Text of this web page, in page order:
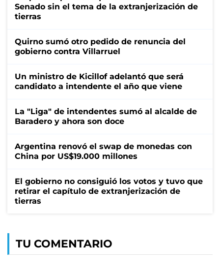
Senado sin el tema de la extranjerización de
tierras
Quirno sumó otro pedido de renuncia del
gobierno contra Villarruel
Un ministro de Kicillof adelantó que será
candidato a intendente el año que viene
La "Liga" de intendentes sumó al alcalde de
Baradero y ahora son doce
Argentina renovó el swap de monedas con
China por US$19.000 millones
El gobierno no consiguió los votos y tuvo que
retirar el capítulo de extranjerización de
tierras
TU COMENTARIO